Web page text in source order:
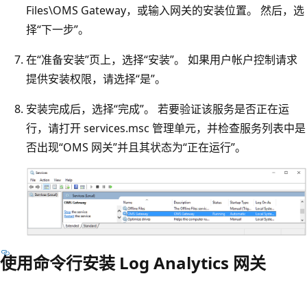
Files\OMS Gateway，或输入网关的安装位置。
然后，选
择“下一步”。
在“准备安装”页上，选择“安装”。 如果用户帐户控制请求
提供安装权限，请选择“是”。
安装完成后，选择“完成”。 若要验证该服务是否正在运
行，请打开 services.msc 管理单元，并检查服务列表中是
否出现“OMS 网关”并且其状态为“正在运行”。
使用命令行安装 Log Analytics 网关